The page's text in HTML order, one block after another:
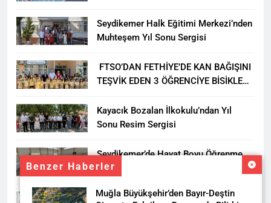
Benzer Haberler
Muğla Büyükşehir’den Bayır-Deştin
Seydikemer Halk Eğitimi Merkezi’nden
Muhteşem Yıl Sonu Sergisi
FTSO’DAN FETHİYE’DE KAN BAĞIŞINI
TEŞVİK EDEN 3 ÖĞRENCİYE BİSİKLET
Kayacık Bozalan İlkokulu’ndan Yıl
Sonu Resim Sergisi
Seydikemer’de Hayat Boyu Öğrenme
Haftası Kadıköy Sergisiyle Başladı
DALAMAN KENT PARK PROJESİ İÇİN